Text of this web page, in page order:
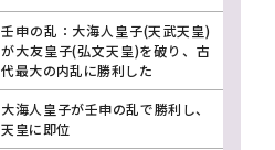
壬申の乱：大海人皇子(天武天皇)
が大友皇子(弘文天皇)を破り、古
代最大の内乱に勝利した
大海人皇子が壬申の乱で勝利し、
天皇に即位